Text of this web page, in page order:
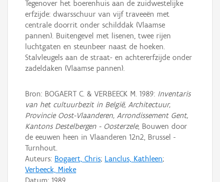
Tegenover het boerenhuis aan de zuidwestelijke
erfzijde: dwarsschuur van vijf traveeën met
centrale doorrit onder schilddak (Vlaamse
pannen). Buitengevel met lisenen, twee rijen
luchtgaten en steunbeer naast de hoeken.
Stalvleugels aan de straat- en achtererfzijde onder
zadeldaken (Vlaamse pannen).
Bron: BOGAERT C. & VERBEECK M. 1989: Inventaris
van het cultuurbezit in België, Architectuur,
Provincie Oost-Vlaanderen, Arrondissement Gent,
Kantons Destelbergen - Oosterzele, Bouwen door
de eeuwen heen in Vlaanderen 12n2, Brussel -
Turnhout.
Auteurs: Bogaert, Chris; Lanclus, Kathleen;
Verbeeck, Mieke